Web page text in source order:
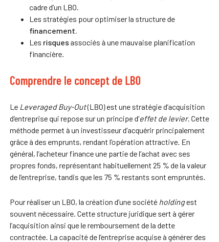
cadre d’un LBO.
Les stratégies pour optimiser la structure de
financement.
Les risquesassociés à une mauvaise planification
financière.
Comprendre le concept de LBO
Le Leveraged Buy-Out(LBO) est une stratégie d’acquisition
d’entreprise qui repose sur un principe d’effet de levier. Cette
méthode permet à un investisseur d’acquérir principalement
grâce à des emprunts, rendant l’opération attractive. En
général, l’acheteur finance une partie de l’achat avec ses
propres fonds, représentant habituellement 25 % de la valeur
de l’entreprise, tandis que les 75 % restants sont empruntés.
Pour réaliser un LBO, la création d’une société holdingest
souvent nécessaire. Cette structure juridique sert à gérer
l’acquisition ainsi que le remboursement de la dette
contractée. La capacité de l’entreprise acquise à générer des